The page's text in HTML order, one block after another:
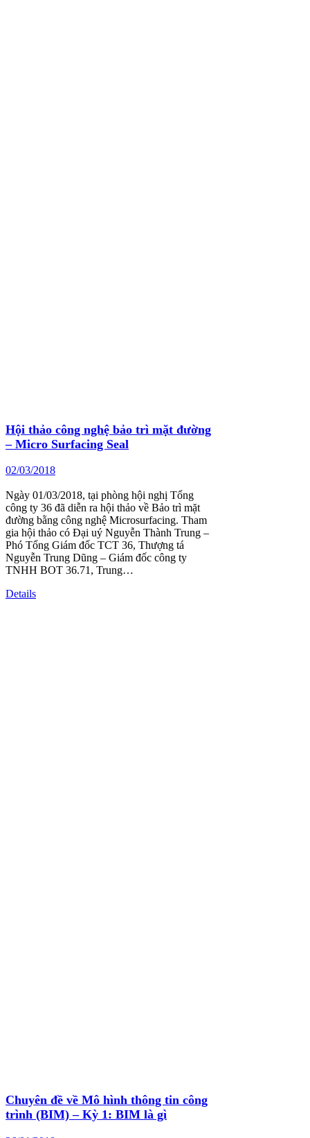
Hội thảo công nghệ bảo trì mặt đường
– Micro Surfacing Seal
02/03/2018
Ngày 01/03/2018, tại phòng hội nghị Tổng
công ty 36 đã diễn ra hội thảo về Bảo trì mặt
đường bằng công nghệ Microsurfacing. Tham
gia hội thảo có Đại uý Nguyễn Thành Trung –
Phó Tổng Giám đốc TCT 36, Thượng tá
Nguyễn Trung Dũng – Giám đốc công ty
TNHH BOT 36.71, Trung…
Details
Chuyên đề về Mô hình thông tin công
trình (BIM) – Kỳ 1: BIM là gì